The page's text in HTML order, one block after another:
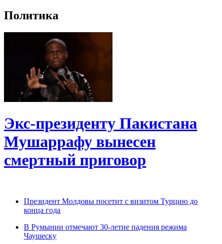
Политика
Экс-президенту Пакистана
Мушаррафу вынесен
смертный приговор
Президент Молдовы посетит с визитом Турцию до
конца года
В Румынии отмечают 30-летие падения режима
Чаушеску